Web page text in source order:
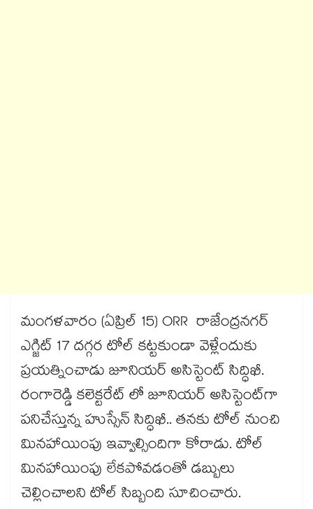
మంగళవారం (ఏప్రిల్ 15) ORR రాజేంద్రనగర్
ఎగ్జిట్ 17 దగ్గర టోల్ కట్టకుండా వెళ్లేందుకు
ప్రయత్నించాడు జూనియర్ అసిస్టెంట్ సిద్ధిఖీ.
రంగారెడ్డి కలెక్టరేట్ లో జూనియర్ అసిస్టెంట్‌గా
పనిచేస్తున్న హుస్సేన్ సిద్ధిఖీ.. తనకు టోల్ నుంచి
మినహాయింపు ఇవ్వాల్సిందిగా కోరాడు. టోల్
మినహాయింపు లేకపోవడంతో డబ్బులు
చెల్లించాలని టోల్ సిబ్బంది సూచించారు.